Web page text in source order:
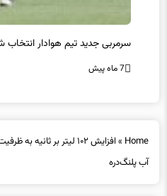
سرمربی جدید تیم هوادار انتخاب
7 ماه پیش
Home
»
افزایش ۱۰۲ لیتر بر
آب پلنگ‌دره